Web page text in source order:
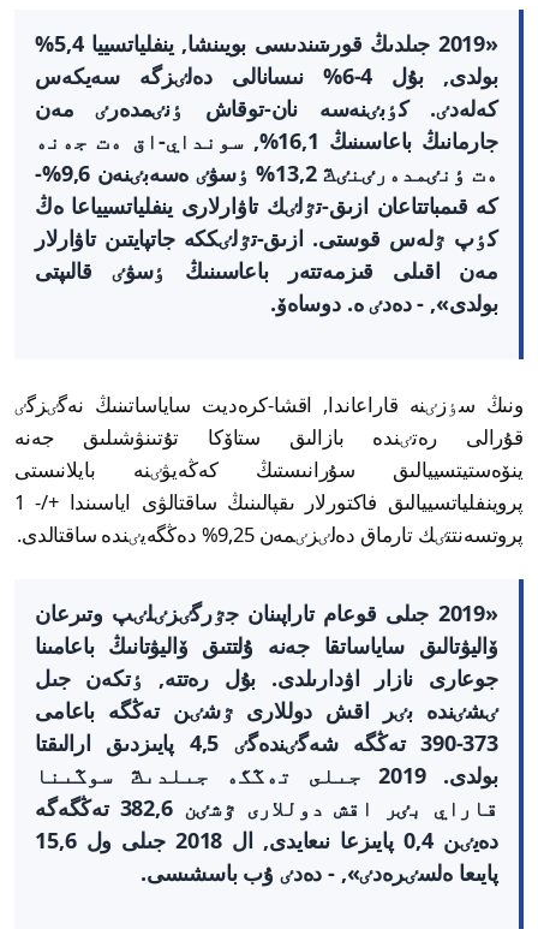
«2019 جىلدىڭ قورىتىندىسى بويىنشا, ينفلياتسييا 5,4%
بولدى, بۇل 4-6% نىسانالى دەلٸزگە سەيكەس
كەلەدٸ. كٶبٸنەسە نان-توقاش ٶنٸمدەرٸ مەن
جارمانىڭ باعاسىنىڭ 16,1%, سونداي-اق ەت جەنە
ەت ٶنٸمدەرٸنٸڭ 13,2% ٶسۋٸ ەسەبٸنەن 9,6%-
كە قىمباتتاعان ازىق-تٷلٸك تاۋارلارى ينفلياتسيياعا ەڭ
كٶپ ٷلەس قوستى. ازىق-تٷلٸككە جاتپايتىن تاۋارلار
مەن اقىلى قىزمەتتەر باعاسىنىڭ ٶسۋٸ قالىپتى
بولدى», - دەدٸ ە. دوساەۆ.
ونىڭ سٶزٸنە قاراعاندا, اقشا-كرەديت ساياساتىنىڭ نەگٸزگٸ
قۇرالى رەتٸندە بازالىق ستاۆكا تۇتىنۋشىلىق جەنە
ينۆەستيتسييالىق سۇرانىستىڭ كەڭەيۋٸنە بايلانىستى
پروينفلياتسييالىق فاكتورلار ىقپالىنىڭ ساقتالۋى اياسىندا +/- 1
پروتسەنتتٸك تارماق دەلٸزٸمەن 9,25% دەڭگەيٸندە ساقتالدى.
«2019 جىلى قوعام تاراپىنان جٷرگٸزٸلٸپ وتىرعان
ۆاليۋتالىق ساياساتقا جەنە ۇلتتىق ۆاليۋتانىڭ باعامىنا
جوعارى نازار اۋدارىلدى. بۇل رەتتە, ٶتكەن جىل
ٸشٸندە بٸر اقش دوللارى ٷشٸن تەڭگە باعامى
373-390 تەڭگە شەگٸندەگٸ 4,5 پايىزدىق ارالىقتا
بولدى. 2019 جىلى تەڭگە جىلدىڭ سوڭىنا
قاراي بٸر اقش دوللارى ٷشٸن 382,6 تەڭگەگە
دەيٸن 0,4 پايىزعا نىعايدى, ال 2018 جىلى ول 15,6
پايىعا ەلسٸرەدٸ», - دەدٸ ۇب باسشىسى.